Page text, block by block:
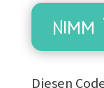
Diesen